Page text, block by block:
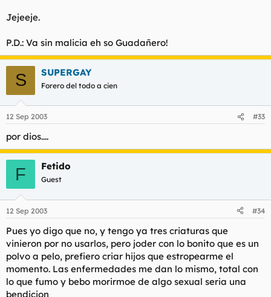
Jejeeje.
P.D.: Va sin malicia eh so Guadañero!
S SUPERGAY
Forero del todo a cien
12 Sep 2003 #33
por dios....
F Fetido
Guest
12 Sep 2003 #34
Pues yo digo que no, y tengo ya tres criaturas que
vinieron por no usarlos, pero joder con lo bonito que es un
polvo a pelo, prefiero criar hijos que estropearme el
momento. Las enfermedades me dan lo mismo, total con
lo que fumo y bebo morirmoe de algo sexual seria una
bendicion